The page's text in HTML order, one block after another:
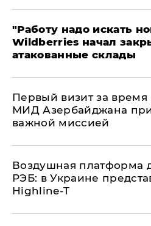
"Работу надо искать
Wildberries начал
атакованные склады
Первый визит за время
МИД Азербайджана
важной миссией
Воздушная платформа
РЭБ: в Украине
Highline-T